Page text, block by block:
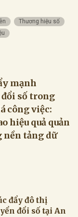
Thương hiệu số
mạnh
số trong
công việc:
hiệu quả quản
nền tảng dữ
đẩy đô thị
đổi số tại An